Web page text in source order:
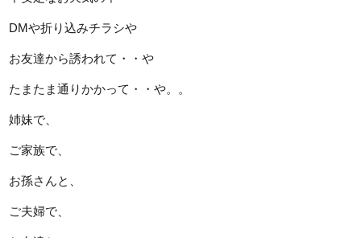
DMや折り込みチラシや
お友達から誘われて・・や
たまたま通りかかって・・や。。
姉妹で、
ご家族で、
お孫さんと、
ご夫婦で、